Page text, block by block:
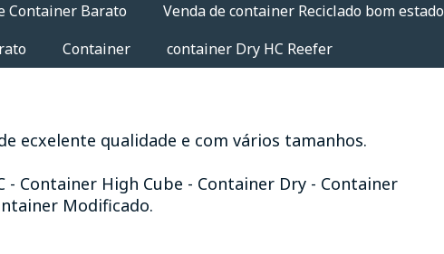
Container Barato
Venda de container Reciclado bom estado
Container container Dry HC Reefer
ecxelente qualidade e com vários tamanhos.
- Container High Cube - Container Dry - Container
Modificado.